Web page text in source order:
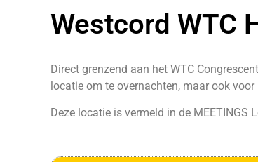
Westcord WTC
Direct grenzend aan het WTC
locatie om te overnachten, maar ook voor
Deze locatie is vermeld in de MEETINGS